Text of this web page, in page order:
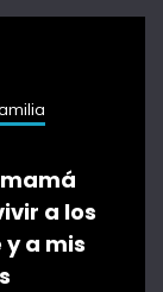
a los
a mis